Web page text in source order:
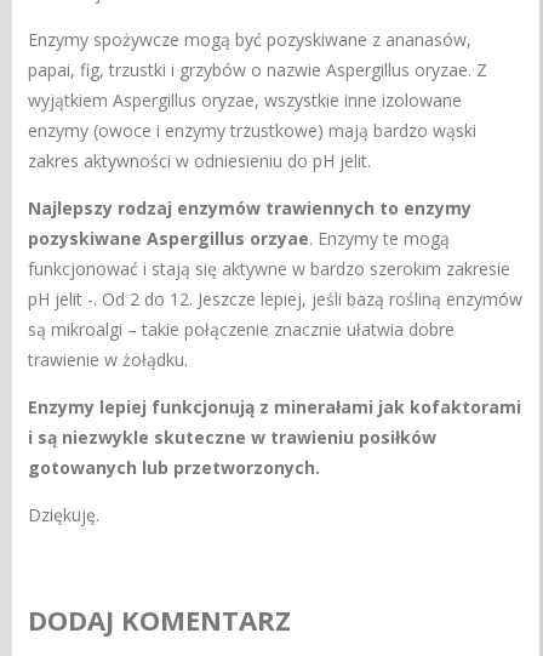
Enzymy spożywcze mogą być pozyskiwane z ananasów,
papai, fig, trzustki i grzybów o nazwie Aspergillus oryzae. Z
wyjątkiem Aspergillus oryzae, wszystkie inne izolowane
enzymy (owoce i enzymy trzustkowe) mają bardzo wąski
zakres aktywności w odniesieniu do pH jelit.
Najlepszy rodzaj enzymów trawiennych to enzymy
pozyskiwane Aspergillus orzyae. Enzymy te mogą
funkcjonować i stają się aktywne w bardzo szerokim zakresie
pH jelit -. Od 2 do 12. Jeszcze lepiej, jeśli bazą rośliną enzymów
są mikroalgi – takie połączenie znacznie ułatwia dobre
trawienie w żołądku.
Enzymy lepiej funkcjonują z minerałami jak kofaktorami
i są niezwykle skuteczne w trawieniu posiłków
gotowanych lub przetworzonych.
Dziękuję.
DODAJ KOMENTARZ